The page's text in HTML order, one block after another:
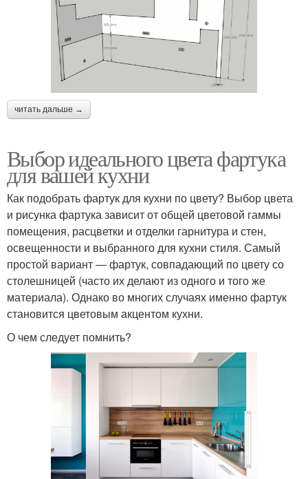
читать дальше →
Выбор идеального цвета фартука
для вашей кухни
Как подобрать фартук для кухни по цвету? Выбор цвета
и рисунка фартука зависит от общей цветовой гаммы
помещения, расцветки и отделки гарнитура и стен,
освещенности и выбранного для кухни стиля. Самый
простой вариант ― фартук, совпадающий по цвету со
столешницей (часто их делают из одного и того же
материала). Однако во многих случаях именно фартук
становится цветовым акцентом кухни.
О чем следует помнить?